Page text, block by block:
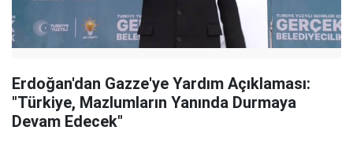
Erdoğan'dan Gazze'ye Yardım Açıklaması:
"Türkiye, Mazlumların Yanında Durmaya
Devam Edecek"